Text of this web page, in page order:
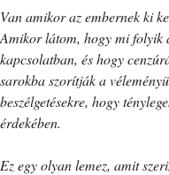
Van amikor az embernek ki
Amikor látom, hogy mi folyik
kapcsolatban, és hogy
sarokba szorítják a
beszélgetésekre, hogy
érdekében.
Ez egy olyan lemez, amit